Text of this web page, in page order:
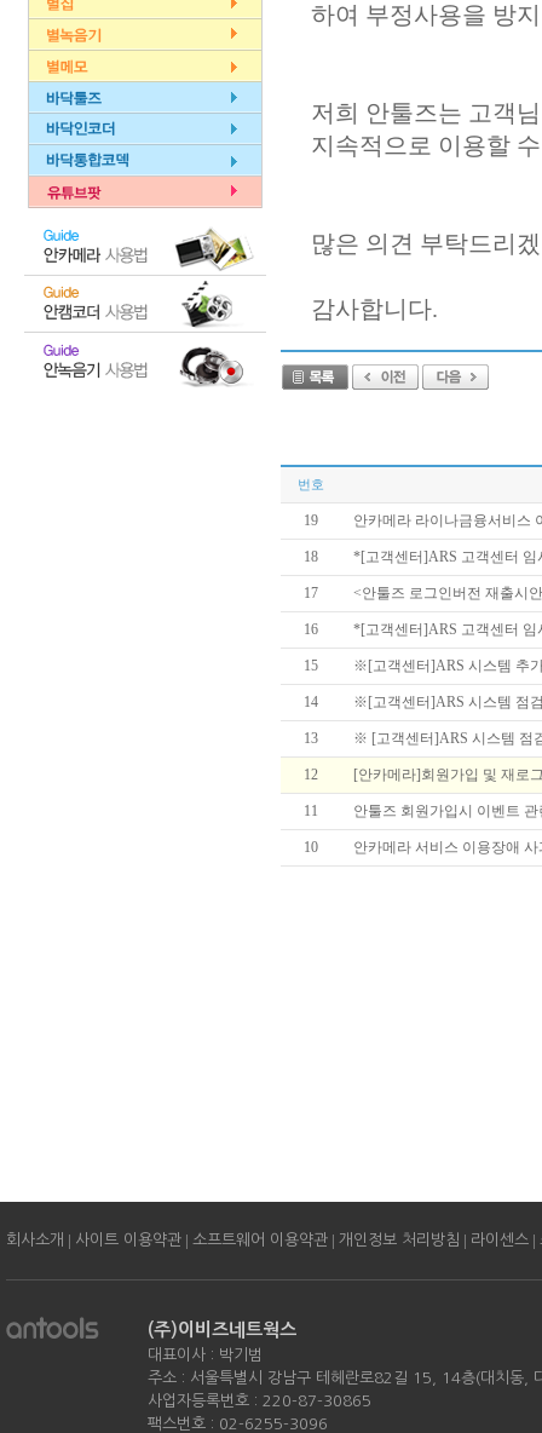
하여 부정사용을 방
저희 안툴즈는 고객
지속적으로 이용할
많은 의견 부탁드리
감사합니다.
번호
19 안카메라 라이나금융서비스
18 *[고객센터]ARS 고객센터 임
17 <안툴즈 로그인버전 재출시
16 *[고객센터]ARS 고객센터 임
15 ※[고객센터]ARS 시스템 추
14 ※[고객센터]ARS 시스템 점
13 ※ [고객센터]ARS 시스템 점
12 [안카메라]회원가입 및 재로
11 안툴즈 회원가입시 이벤트
10 안카메라 서비스 이용장애
회사소개 | 사이트 이용약관 | 소프트웨어 이용약관 | 개인정보 처리방침 | 라이센스 |
(주)이비즈네트웍스
대표이사 : 박기범
주소 : 서울특별시 강남구 테헤란로82길 15, 14층(대치동,
사업자등록번호 : 220-87-30865
팩스번호 : 02-6255-3096